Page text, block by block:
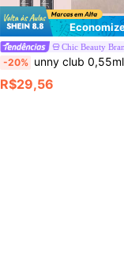
-20% unny club 0,55ml 0,009mm Caneta Delineadora Líquida Ultra-Fina, Adequada para Linha d'água e Raiz dos Cílios, Altamente Pigmentada, Fluxo de
R$29,56